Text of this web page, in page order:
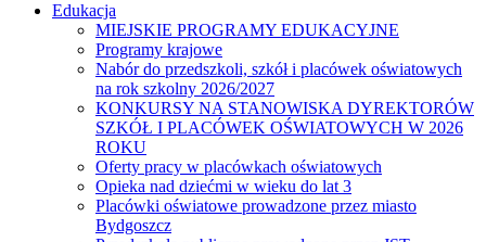
Edukacja
MIEJSKIE PROGRAMY EDUKACYJNE
Programy krajowe
Nabór do przedszkoli, szkół i placówek oświatowych
na rok szkolny 2026/2027
KONKURSY NA STANOWISKA DYREKTORÓW
SZKÓŁ I PLACÓWEK OŚWIATOWYCH W 2026
ROKU
Oferty pracy w placówkach oświatowych
Opieka nad dziećmi w wieku do lat 3
Placówki oświatowe prowadzone przez miasto
Bydgoszcz